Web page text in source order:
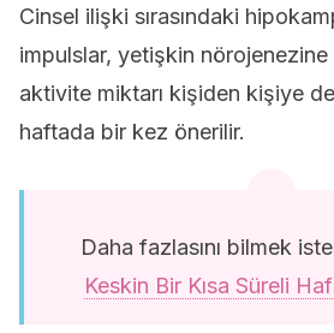
Cinsel ilişki sırasındaki
impulslar, yetişkin
aktivite miktarı kişiden kişiye
haftada bir kez önerilir.
Daha fazlasını bilmek
Keskin Bir Kısa Süreli